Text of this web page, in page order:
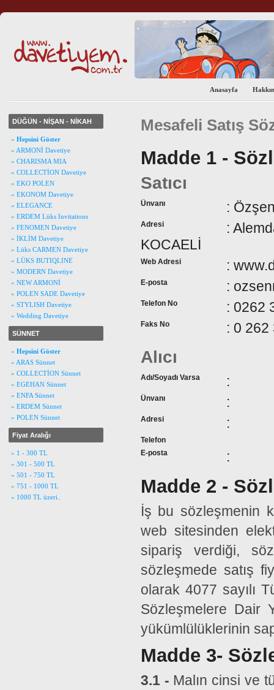
Anasayfa
DÜĞÜN - NİŞAN - NİKAH
» Hepsini Göster
» ARMONİ Davetiye
» CHARISMA MIA
» COLLECTİON Davetiye
» EKO POLEN
» EKONOM Davetiye
» ELEGANCE
» ERDEM Lüks Invitations
» FENOMEN Davetiye
» İKLİM Davetiye
» Lüks CARMEN Davetiye
» LÜKS BUTIQLINE
» MODERN Davetiye
» NEW ARMONİ
» POLEN SADE Davetiye
» STYLISH Davetiye
» Wedding Davetiye
SÜNNET
» Hepsini Göster
» ARAS Sünnet
» COLLECTİON Sünnet
» EGEHAN Sünnet
» ENFA Sünnet
» ERDEM Sünnet
» POLEN Sünnet
Fiyat Aralığı
» 1 - 300 TL
» 301 - 500 TL
» 501 - 750 TL
» 751 - 1000 TL
» 1000 TL üzeri..
Mesafeli Satış
Madde 1 -
Satıcı
Ünvanı :
Adresi
:
KOCAELİ
Web Adresi :
E-posta :
Telefon No : 0262
Faks No : 0 262
Alıcı
Adı/Soyadı Varsa :
Ünvanı :
Adresi :
Telefon
E-posta
:
Madde 2 -
İş bu sözleşmenin
web sitesinden
sipariş verdiği,
sözleşmede satış
olarak 4077 sayılı
Sözleşmelere Dair
yükümlülüklerinin
Madde 3-
3.1 - Malın cinsi ve